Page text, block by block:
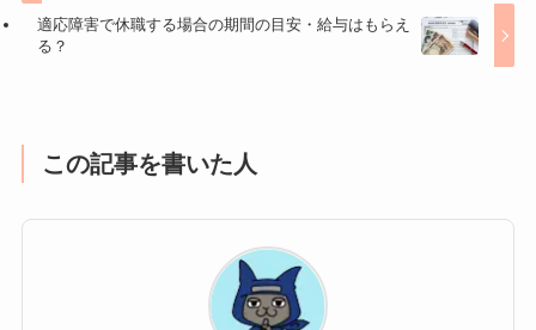
適応障害で休職する場合の期間の目安・給与はもらえ
る？
この記事を書いた人